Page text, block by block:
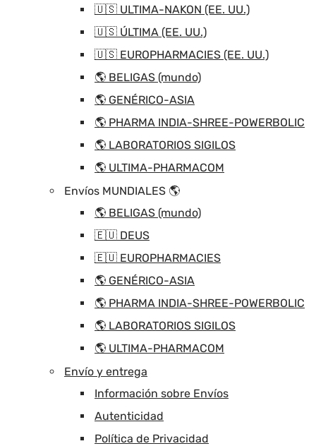
🇺🇸 ULTIMA-NAKON (EE. UU.)
🇺🇸 ÚLTIMA (EE. UU.)
🇺🇸 EUROPHARMACIES (EE. UU.)
🌎 BELIGAS (mundo)
🌎 GENÉRICO-ASIA
🌎 PHARMA INDIA-SHREE-POWERBOLIC
🌎 LABORATORIOS SIGILOS
🌎 ULTIMA-PHARMACOM
Envíos MUNDIALES 🌎
🌎 BELIGAS (mundo)
🇪🇺 DEUS
🇪🇺 EUROPHARMACIES
🌎 GENÉRICO-ASIA
🌎 PHARMA INDIA-SHREE-POWERBOLIC
🌎 LABORATORIOS SIGILOS
🌎 ULTIMA-PHARMACOM
Envío y entrega
Información sobre Envíos
Autenticidad
Política de Privacidad